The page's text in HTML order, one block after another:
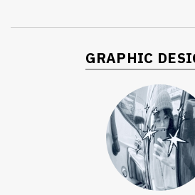
GRAPHIC